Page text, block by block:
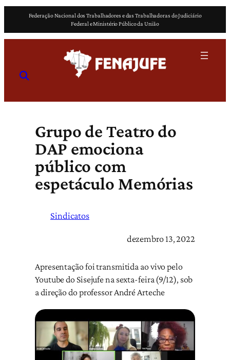
o
Federação Nacional dos Trabalhadores e das Trabalhadoras do Judiciário
Federal e Ministério Público da União
Grupo de Teatro do
DAP emociona
público com
espetáculo Memórias
Sindicatos
dezembro 13, 2022
Apresentação foi transmitida ao vivo pelo
Youtube do Sisejufe na sexta-feira (9/12), sob
a direção do professor André Arteche